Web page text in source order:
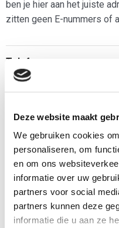
Deze website maakt
We gebruiken cookies
personaliseren, om
en om ons
informatie over uw
partners voor social
partners kunnen deze
informatie die u aan ze
ben je hier aan het juiste
zitten geen E-nummers of
Telefoon
0682001785
E-mail
versechtenpuur@gmail.com
Website
versechtenpuur.com
Adres